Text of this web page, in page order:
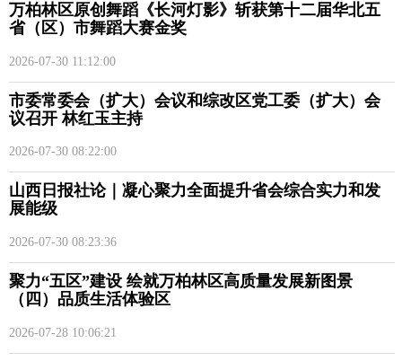
万柏林区原创舞蹈《长河灯影》斩获第十二届华北五
省（区）市舞蹈大赛金奖
2026-07-30 11:12:00
市委常委会（扩大）会议和综改区党工委（扩大）会
议召开 林红玉主持
2026-07-30 08:22:00
山西日报社论｜凝心聚力全面提升省会综合实力和发
展能级
2026-07-30 08:23:36
聚力“五区”建设 绘就万柏林区高质量发展新图景
（四）品质生活体验区
2026-07-28 10:06:21